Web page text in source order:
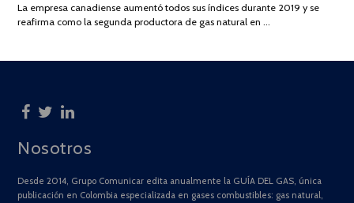
2025
La empresa canadiense aumentó todos sus índices durante 2019 y se
reafirma como la segunda productora de gas natural en …
Nosotros
Desde 2014, Grupo Comunicar edita anualmente la GUÍA DEL GAS, única
publicación en Colombia especializada en gases combustibles: gas natural,